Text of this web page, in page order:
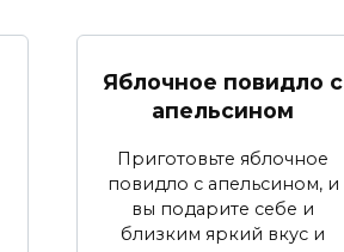
Яблочное повидло с
апельсином
Приготовьте яблочное
повидло с апельсином, и
вы подарите себе и
близким яркий вкус и